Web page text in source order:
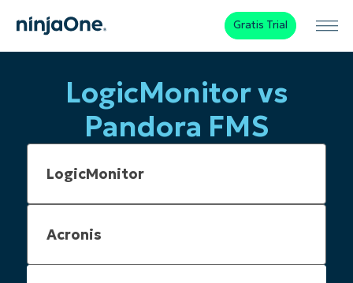
Gratis Trial
LogicMonitor vs
Pandora FMS